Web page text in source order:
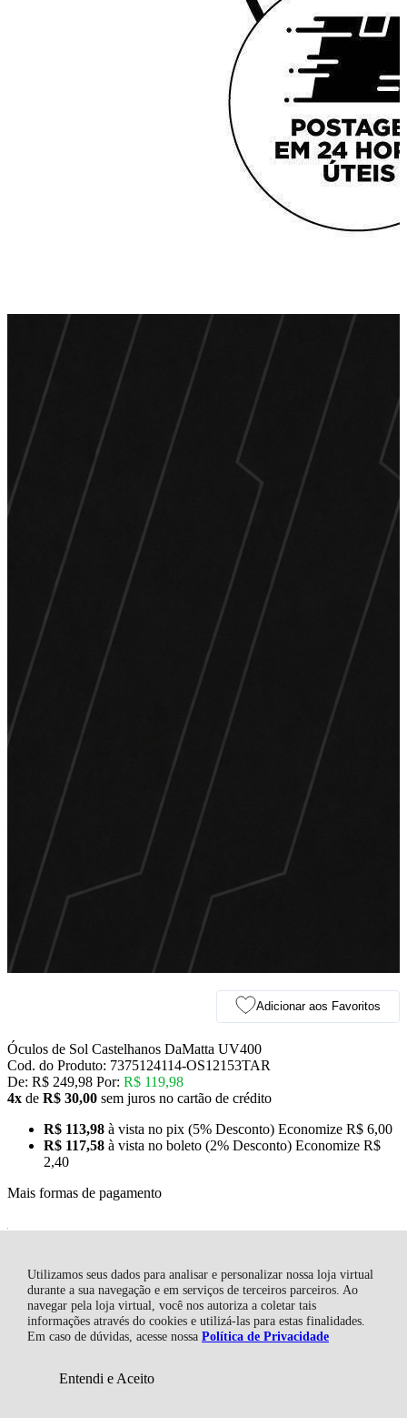
Utilizamos seus dados para analisar e personalizar nossa loja virtual
durante a sua navegação e em serviços de terceiros parceiros. Ao
navegar pela loja virtual, você nos autoriza a coletar tais
informações através do cookies e utilizá-las para estas finalidades.
Em caso de dúvidas, acesse nossa Política de Privacidade
Entendi e Aceito
Adicionar aos Favoritos
Óculos de Sol Castelhanos DaMatta UV400
Cod. do Produto: 7375124114-OS12153TAR
De: R$ 249,98 Por: R$ 119,98
4x de R$ 30,00 sem juros no cartão de crédito
R$ 113,98 à vista no pix (5% Desconto) Economize R$ 6,00
R$ 117,58 à vista no boleto (2% Desconto) Economize R$
2,40
Mais formas de pagamento